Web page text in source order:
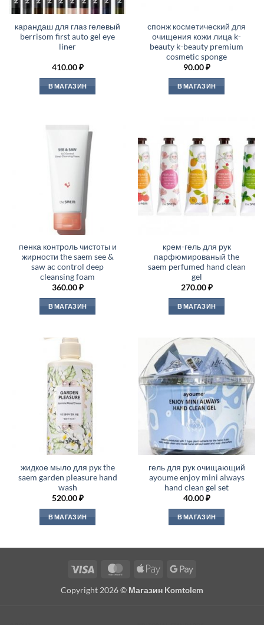
карандаш для глаз гелевый
berrisom first auto gel eye
liner
410.00₽
В МАГАЗИН
спонж косметический для
очищения кожи лица k-
beauty k-beauty premium
cosmetic sponge
90.00₽
В МАГАЗИН
пенка контроль чистоты и
жирности the saem see &
saw ac control deep
cleansing foam
360.00₽
В МАГАЗИН
крем-гель для рук
парфюмированый the
saem perfumed hand clean
gel
270.00₽
В МАГАЗИН
жидкое мыло для рук the
saem garden pleasure hand
wash
520.00₽
В МАГАЗИН
гель для рук очищающий
ayoume enjoy mini always
hand clean gel set
40.00₽
В МАГАЗИН
Visa MasterCardApple
Google
Copyright 2026 © Магазин Komtolem